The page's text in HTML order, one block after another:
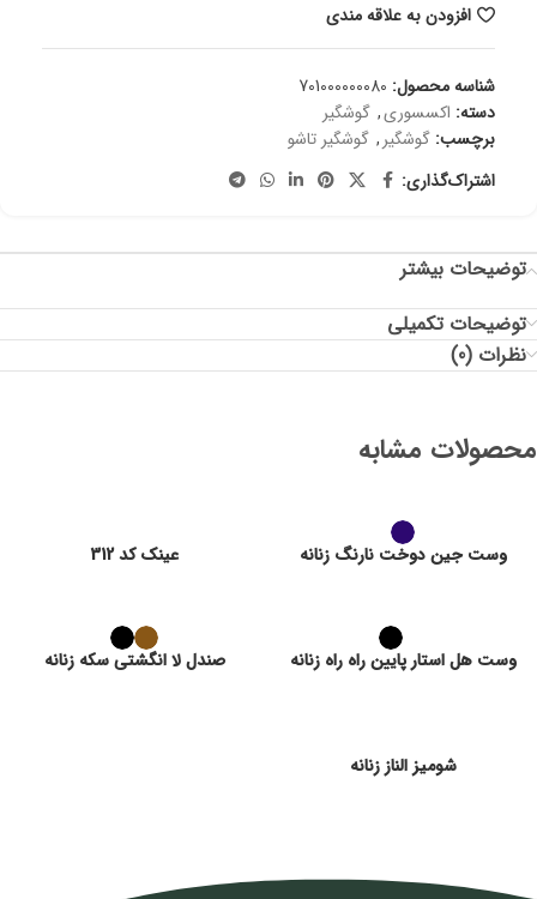
افزودن به علاقه مندی
شناسه محصول: 701000000080
دسته: اکسسوری, گوشگیر
برچسب: گوشگیر , گوشگیر تاشو
اشتراک‌گذاری:
توضیحات بیشتر
توضیحات تکمیلی
نظرات (0)
محصولات مشابه
وست جین دوخت نارنگ زنانه عینک کد 312
وست هل استار پایین راه راه زنانه صندل لا انگشتی سکه زنانه
شومیز الناز زنانه